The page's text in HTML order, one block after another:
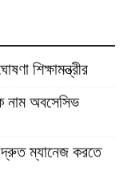
শিক্ষামন্ত্রীর
নাম অবসেসিভ
দ্রুত ম্যানেজ করতে